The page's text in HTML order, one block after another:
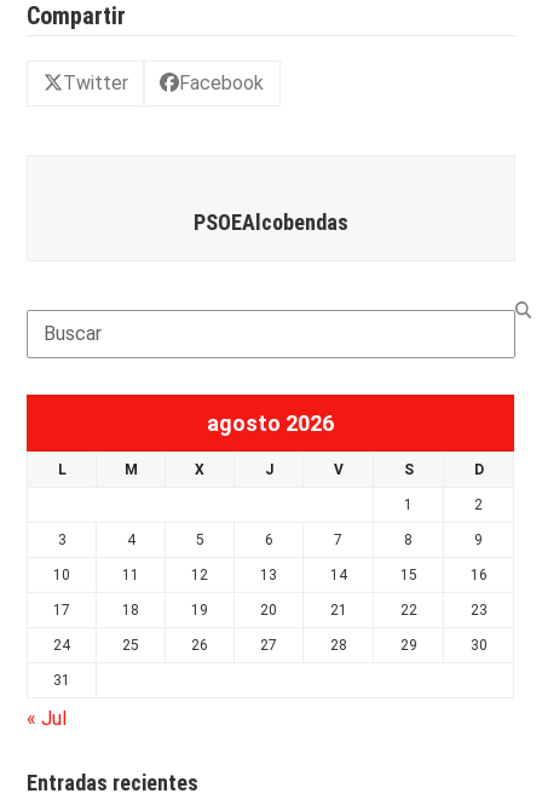
Compartir
Twitter Facebook
PSOEAlcobendas
Search
agosto 2026
L M X J V S D
1 2
3 4 5 6 7 8 9
10 11 12 13 14 15 16
17 18 19 20 21 22 23
24 25 26 27 28 29 30
31
« Jul
Entradas recientes